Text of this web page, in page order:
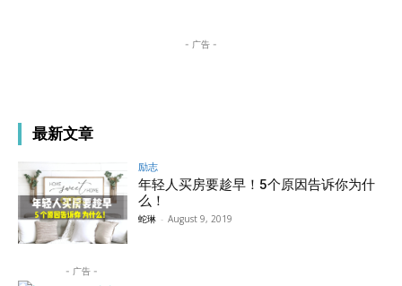
- 广告 -
最新文章
励志
年轻人买房要趁早！5个原因告诉你为什
么！
蛇琳 - August 9, 2019
- 广告 -